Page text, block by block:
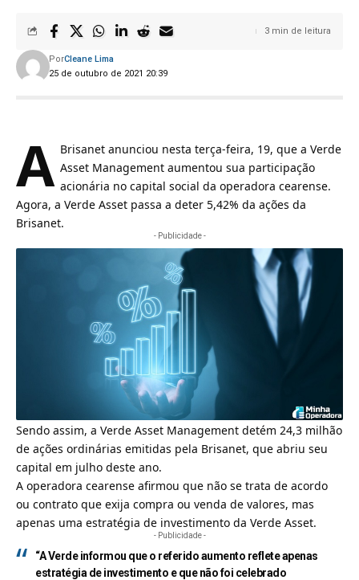
25 de outubro de 2021 20:39
PorCleane Lima
3 min de leitura
A Brisanet anunciou nesta terça-feira, 19, que a Verde
Asset Management aumentou sua participação
acionária no capital social da operadora cearense.
Agora, a Verde Asset passa a deter 5,42% da ações da
Brisanet.
- Publicidade -
Sendo assim, a Verde Asset Management detém 24,3 milhão
de ações ordinárias emitidas pela Brisanet, que abriu seu
capital em julho deste ano.
A operadora cearense afirmou que não se trata de acordo
ou contrato que exija compra ou venda de valores, mas
apenas uma estratégia de investimento da Verde Asset.
- Publicidade -
“A Verde informou que o referido aumento reflete apenas
estratégia de investimento e que não foi celebrado